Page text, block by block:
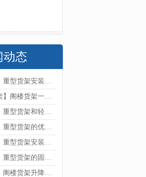
动态
【重型货架】重型货架安装注意事项
【【阁楼货架】阁楼货架一般有哪些用途
【重型货架】重型货架和轻型货架的区别是什么
【重型货架】重型货架的优缺点
【重型货架】重型货架安装需要注意什么？
【重型货架】重型货架的固定方法
【阁楼货架】阁楼货架升降机需要注意哪些